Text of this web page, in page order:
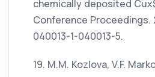
chemically deposited
Conference Proceedings.
040013-1-040013-5.
19. M.M. Kozlova, V.F.